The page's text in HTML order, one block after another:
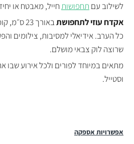
אפשרויות אספקה
לשילוב עם תחפושותחייל, מאבטח או
אקדח עוזי לתחפושת
באורך 23
כל הערב. אידיאלי למסיבות, צילומים
שרוצה לוק צבאי מושלם.
מתאים במיוחד לפורים ולכל אירוע
וסטייל.